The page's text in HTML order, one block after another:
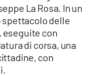
La Rosa. In un
spettacolo delle
eseguite con
di corsa, una
con